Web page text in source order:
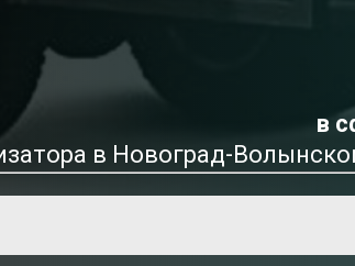
в
в Новоград-